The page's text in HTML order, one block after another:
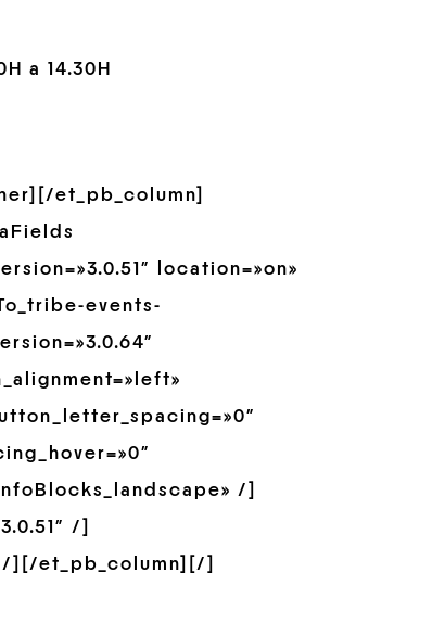
a 14.30H
et_pb_column]
location=»on»
events-
/]
/]
/][/et_pb_column][/]